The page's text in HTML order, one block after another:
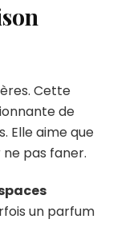
Cette
de
Elle aime que
pas faner.
un parfum